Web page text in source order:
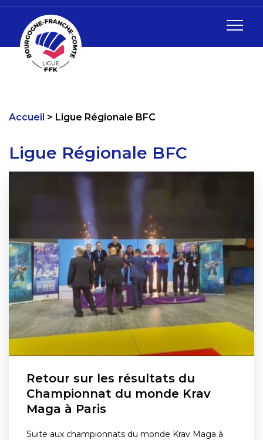
Accueil Ligue Régionale BFC
Ligue Régionale BFC
Retour sur les résultats du
Championnat du monde Krav
Maga à Paris
Suite aux championnats du monde Krav Maga à